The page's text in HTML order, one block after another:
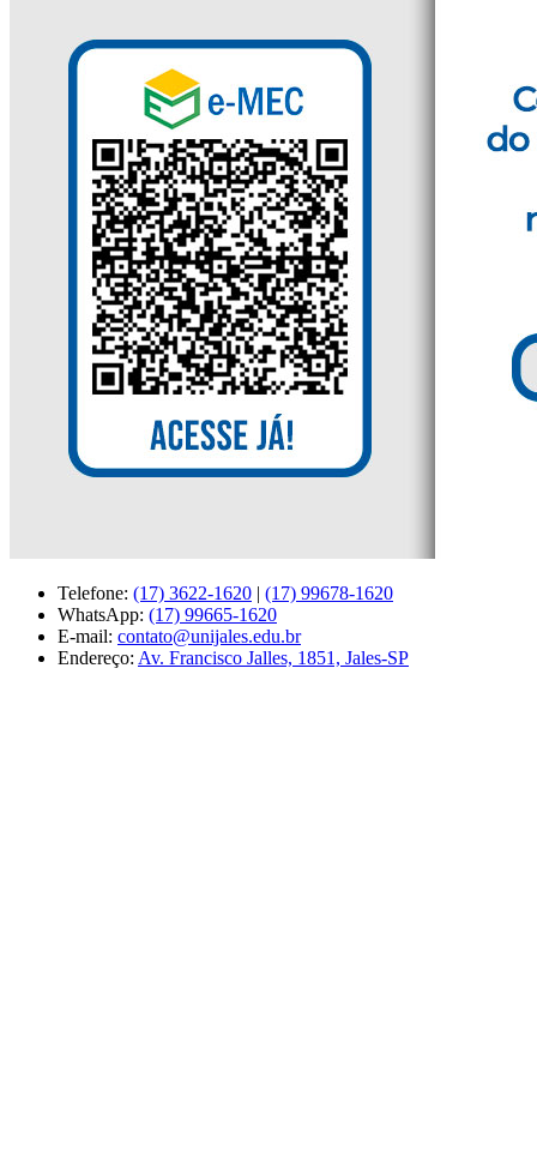
Telefone: (17) 3622-1620 | (17) 99678-1620
WhatsApp: (17) 99665-1620
E-mail: contato@unijales.edu.br
Endereço: Av. Francisco Jalles, 1851, Jales-SP